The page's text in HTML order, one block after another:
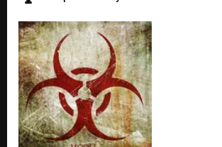
Nezařazeno
Through the tunnel
Nezařazeno